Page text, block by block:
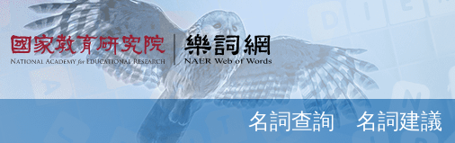
跳到主要內容
:::
國家教育研究院 樂詞網
名詞查詢 名詞建議